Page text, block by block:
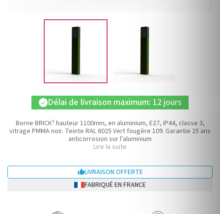
check Délai de livraison maximum: 12 jours
Borne BRICK² hauteur 1100mm, en aluminium, E27, IP44, classe 3,
vitrage PMMA noir. Teinte RAL 6025 Vert fougère 109. Garantie 25 ans
anticorrosion sur l'aluminium
Lire la suite
LIVRAISON OFFERTE
FABRIQUÉ EN FRANCE